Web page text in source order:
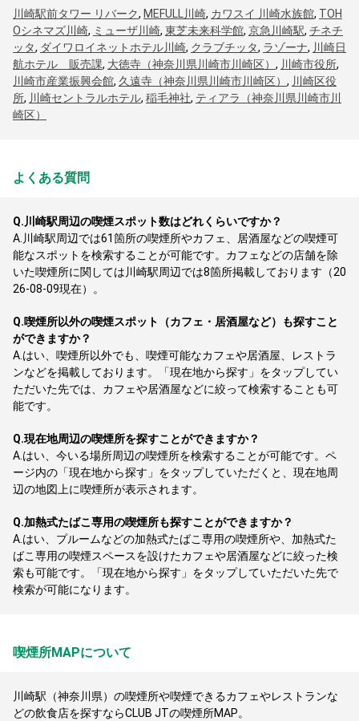
川崎駅前タワー リバーク, MEFULL川崎, カワスイ 川崎水族館, TOH
Oシネマズ川崎, ミューザ川崎, 東芝未来科学館, 京急川崎駅, チネチ
ッタ, ダイワロイネットホテル川崎, クラブチッタ, ラゾーナ, 川崎日
航ホテル 販売課, 大徳寺（神奈川県川崎市川崎区） , 川崎市役所,
川崎市産業振興会館, 久遠寺（神奈川県川崎市川崎区） , 川崎区役
所, 川崎セントラルホテル, 稲毛神社, ティアラ（神奈川県川崎市川
崎区）
よくある質問
Q.川崎駅周辺の喫煙スポット数はどれくらいですか？
A. 川崎駅周辺では61箇所の喫煙所やカフェ、居酒屋などの喫煙可
能なスポットを検索することが可能です。カフェなどの店舗を除
いた喫煙所に関しては川崎駅周辺では8箇所掲載しております（20
26-08-09現在）。
Q.喫煙所以外の喫煙スポット（カフェ・居酒屋など）も探すこと
ができますか？
A. はい、喫煙所以外でも、喫煙可能なカフェや居酒屋、レストラ
ンなどを掲載しております。「現在地から探す」をタップしてい
ただいた先では、カフェや居酒屋などに絞って検索することも可
能です。
Q.現在地周辺の喫煙所を探すことができますか？
A. はい、今いる場所周辺の喫煙所を検索することが可能です。ペ
ージ内の「現在地から探す」をタップしていただくと、現在地周
辺の地図上に喫煙所が表示されます。
Q.加熱式たばこ専用の喫煙所も探すことができますか？
A. はい、プルームなどの加熱式たばこ専用の喫煙所や、加熱式た
ばこ専用の喫煙スペースを設けたカフェや居酒屋などに絞った検
索も可能です。「現在地から探す」をタップしていただいた先で
検索が可能になります。
喫煙所MAPについて
川崎駅（神奈川県）の喫煙所や喫煙できるカフェやレストランな
どの飲食店を探すならCLUB JTの喫煙所MAP。